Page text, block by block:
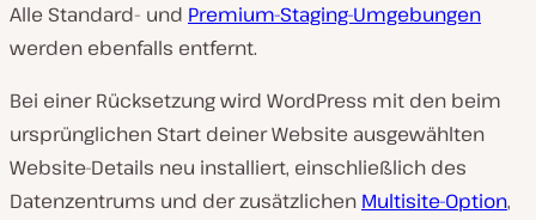
Alle Standard- und Premium-Staging-Umgebungen
werden ebenfalls entfernt.
Bei einer Rücksetzung wird WordPress mit den beim
ursprünglichen Start deiner Website ausgewählten
Website-Details neu installiert, einschließlich des
Datenzentrums und der zusätzlichen Multisite-Option,